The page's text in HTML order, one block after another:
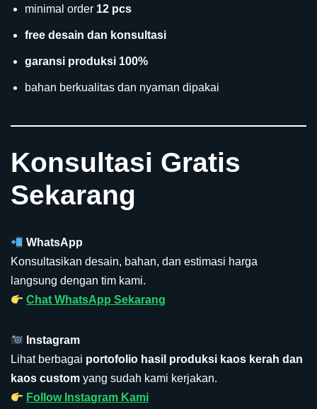
minimal order 12 pcs
free desain dan konsultasi
garansi produksi 100%
bahan berkualitas dan nyaman dipakai
Konsultasi Gratis
Sekarang
WhatsApp
Konsultasikan desain, bahan, dan estimasi harga
langsung dengan tim kami.
Chat WhatsApp Sekarang
Instagram
Lihat berbagai portofolio hasil produksi kaos kerah dan
kaos custom yang sudah kami kerjakan.
Follow Instagram Kami